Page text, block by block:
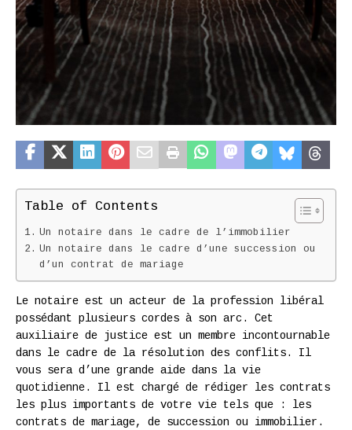
Table of Contents
Un notaire dans le cadre de l’immobilier
Un notaire dans le cadre d’une succession ou
d’un contrat de mariage
Le notaire est un acteur de la profession libéral
possédant plusieurs cordes à son arc. Cet
auxiliaire de justice est un membre incontournable
dans le cadre de la résolution des conflits. Il
vous sera d’une grande aide dans la vie
quotidienne. Il est chargé de rédiger les contrats
les plus importants de votre vie tels que : les
contrats de mariage, de succession ou immobilier.